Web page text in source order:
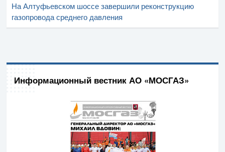
На Алтуфьевском шоссе завершили реконструкцию
газопровода среднего давления
Информационный вестник АО «МОСГАЗ»